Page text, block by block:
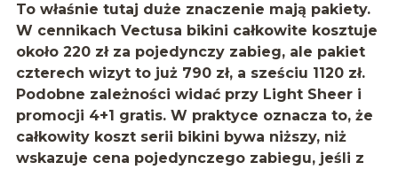
To właśnie tutaj duże znaczenie mają pakiety.
W cennikach Vectusa bikini całkowite kosztuje
około 220 zł za pojedynczy zabieg, ale pakiet
czterech wizyt to już 790 zł, a sześciu 1120 zł.
Podobne zależności widać przy Light Sheer i
promocji 4+1 gratis. W praktyce oznacza to, że
całkowity koszt serii bikini bywa niższy, niż
wskazuje cena pojedynczego zabiegu, jeśli z